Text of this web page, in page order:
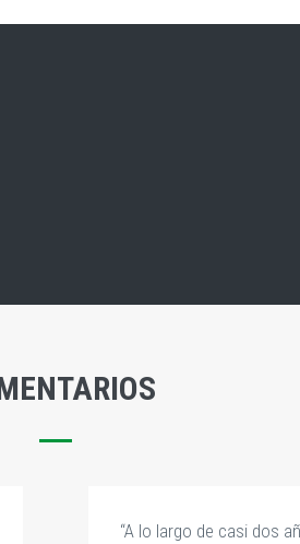
“A lo largo de casi dos